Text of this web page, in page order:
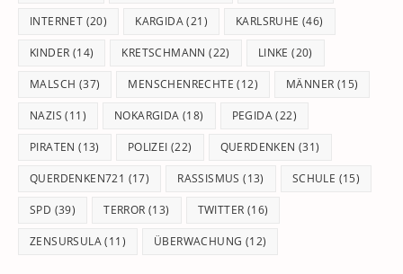
INTERNET (20) KARGIDA(21) KARLSRUHE (46)
KINDER (14) KRETSCHMANN (22) LINKE (20)
MALSCH (37) MENSCHENRECHTE (12) MÄNNER (15)
NAZIS (11) NOKARGIDA (18) PEGIDA(22)
PIRATEN (13) POLIZEI (22) QUERDENKEN (31)
QUERDENKEN721 (17) RASSISMUS (13) SCHULE (15)
SPD (39) TERROR (13) TWITTER (16)
ZENSURSULA(11) ÜBERWACHUNG (12)